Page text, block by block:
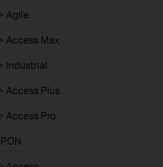
Agile
Access Max
Industrial
Access Plus
Access Pro